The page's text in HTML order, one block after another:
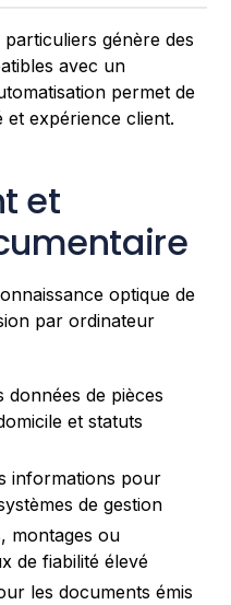
particuliers génère des
avec un
permet de
expérience client.
et
optique de
par ordinateur
données de pièces
et statuts
informations pour
de gestion
montages ou
de fiabilité élevé
les documents émis